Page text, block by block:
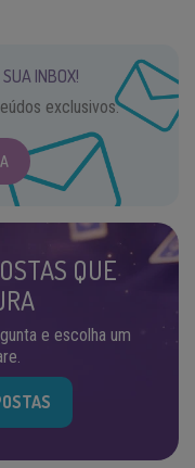
INBOX!
exclusivos.
QUE
e escolha um